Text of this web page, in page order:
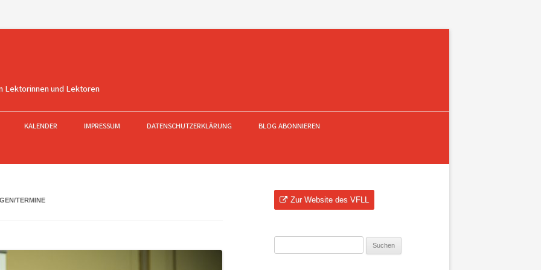
Lektorinnen und Lektoren
KALENDER IMPRESSUM DATENSCHUTZERKLÄRUNG BLOG ABONNIEREN
TERMINE Zur Website des VFLL